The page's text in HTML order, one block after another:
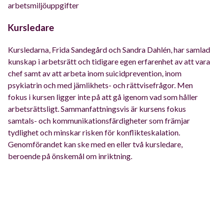
arbetsmiljöuppgifter
Kursledare
Kursledarna, Frida Sandegård och Sandra Dahlén, har samlad
kunskap i arbetsrätt och tidigare egen erfarenhet av att vara
chef samt av att arbeta inom suicidprevention, inom
psykiatrin och med jämlikhets- och rättvisefrågor. Men
fokus i kursen ligger inte på att gå igenom vad som håller
arbetsrättsligt. Sammanfattningsvis är kursens fokus
samtals- och kommunikationsfärdigheter som främjar
tydlighet och minskar risken för konflikteskalation.
Genomförandet kan ske med en eller två kursledare,
beroende på önskemål om inriktning.